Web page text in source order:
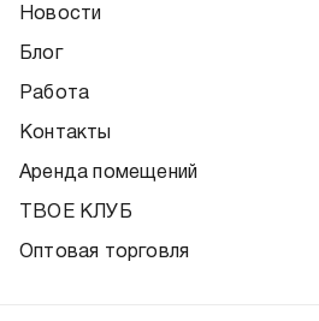
Новости
Блог
Работа
Контакты
Аренда помещений
ТВОЕ КЛУБ
Оптовая торговля